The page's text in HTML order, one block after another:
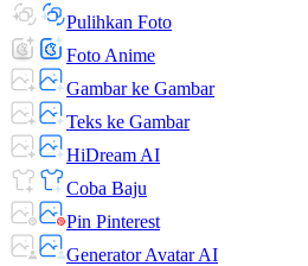
Pulihkan Foto
Foto Anime
Gambar ke Gambar
Teks ke Gambar
HiDream AI
Coba Baju
Pin Pinterest
Generator Avatar AI